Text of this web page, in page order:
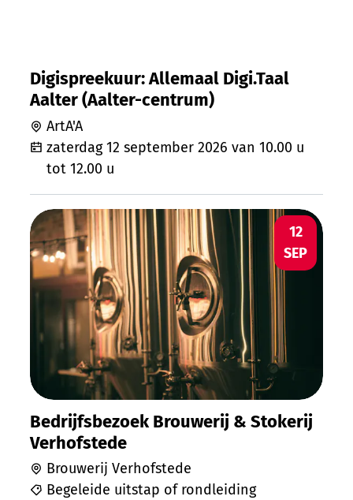
Digispreekuur: Allemaal Digi.Taal
Aalter (Aalter-centrum)
ArtA'A
zaterdag 12 september 2026 van 10.00 u
tot 12.00 u
Bedrijfsbezoek Brouwerij & Stokerij
ZA
12
SEP
Bedrijfsbezoek Brouwerij & Stokerij
Verhofstede
Brouwerij Verhofstede
Begeleide uitstap of rondleiding